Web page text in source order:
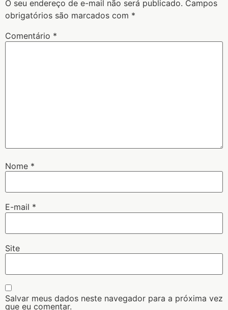
O seu endereço de e-mail não será publicado. Campos
obrigatórios são marcados com *
Comentário *
Nome *
E-mail *
Site
Salvar meus dados neste navegador para a próxima vez
que eu comentar.